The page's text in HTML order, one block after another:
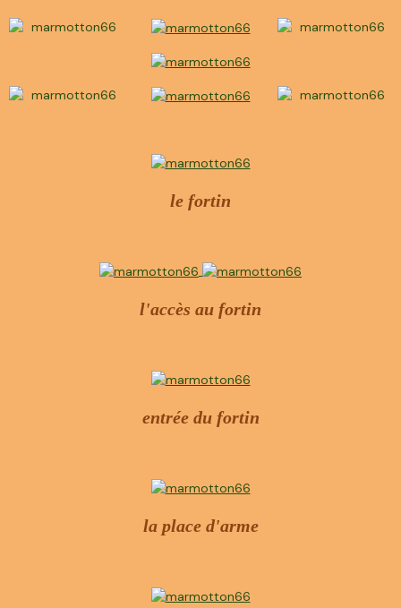
le fortin
l'accès au fortin
entrée du fortin
la place d'arme